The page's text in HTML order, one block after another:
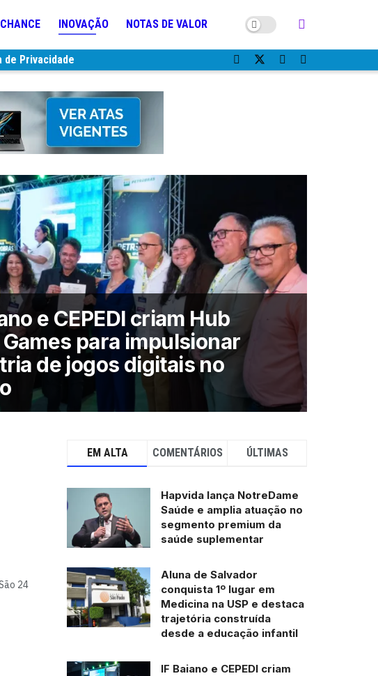
INOVAÇÃO NOTAS DE VALOR
de Privacidade
e CEPEDI criam Hub
Games para impulsionar
de jogos digitais no
24
EM ALTA COMENTÁRIOS ÚLTIMAS
Hapvida lança NotreDame
Saúde e amplia atuação no
segmento premium da
saúde suplementar
Aluna de Salvador
conquista 1º lugar em
Medicina na USP e destaca
trajetória construída
desde a educação infantil
IF Baiano e CEPEDI criam